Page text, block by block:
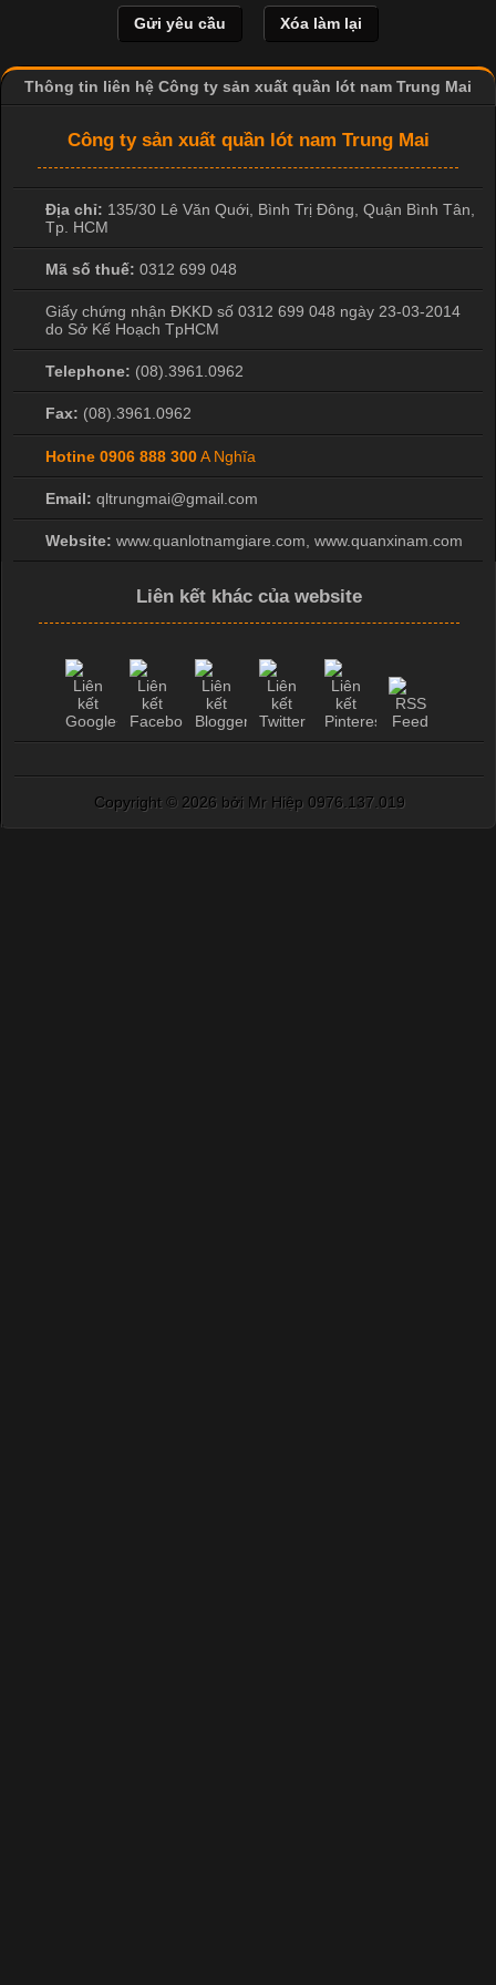
hình ảnh sắc nét và bền màu. Đặc biệt, kỹ thuật này được ứng
dụng rộng rãi trong sản xuất áo thun, đồ thể thao
Thông tin liên hệ Công ty sản xuất quần lót nam Trung Mai
Công ty sản xuất quần lót nam Trung Mai
Địa chỉ: 135/30 Lê Văn Quới, Bình Trị Đông Quận Bình Tân
Tp. HCM
Mã số thuế: 0312 699 048
Giấy chứng nhận ĐKKD số 0312 699 048 ngày 23-03-2014
do Sở Kế Hoạch TpHCM
Telephone: (08).3961.0962
Fax: (08).3961.0962
Hotine 0906 888 300A Nghĩa
Email: qltrungmai@gmail.com
Website: www.quanlotnamgiare.com, www.quanxinam.com
Liên kết khác của website
Copyright © 2026 bởi Mr Hiệp 0976.137.019